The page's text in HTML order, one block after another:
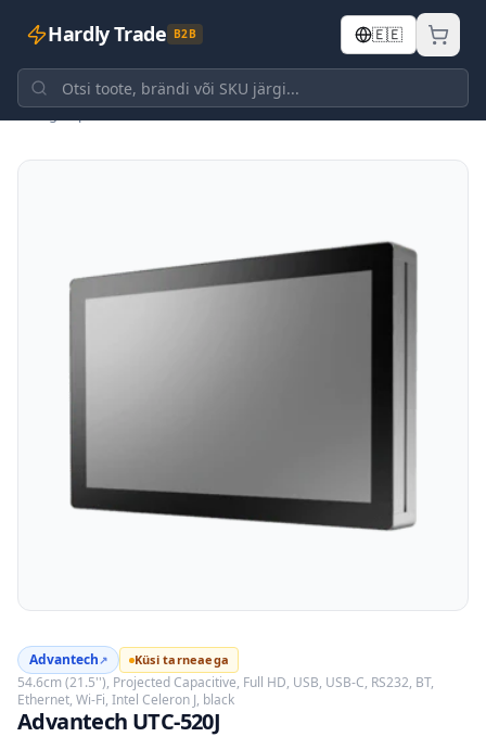
Hardly Trade B2B 🇪🇪
Tagasi poodi
Advantech↗ Küsi tarneaega
54.6cm (21.5''), Projected Capacitive, Full HD, USB, USB-C, RS232, BT,
Ethernet, Wi-Fi, Intel Celeron J, black
Advantech UTC-520J